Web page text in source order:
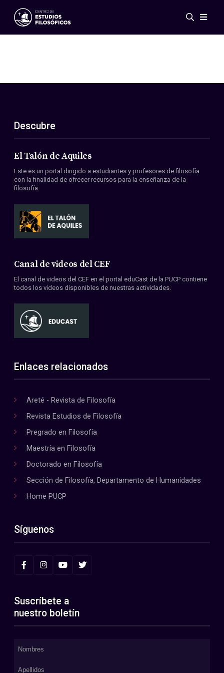
Eventos
ES
EN
Acerca de nosotros
Miembros
Convenios
Descubre
El Talón de Aquiles
Este es un portal dirigido a estudiantes y profesores de filosofía
con la finalidad de ofrecer recursos para la enseñanza de la
filosofía.
Canal de videos del CEF
El canal de videos del CEF en el portal eduCast de la PUCP contiene
todos los videos disponibles de nuestras actividades.
Enlaces relacionados
Areté - Revista de Filosofía
Revista Estudios de Filosofía
Pregrado en Filosofía
Maestría en Filosofía
Doctorado en Filosofía
Sección de Filosofía, Departamento de Humanidades
Home PUCP
Síguenos
Suscríbete a
nuestro boletín